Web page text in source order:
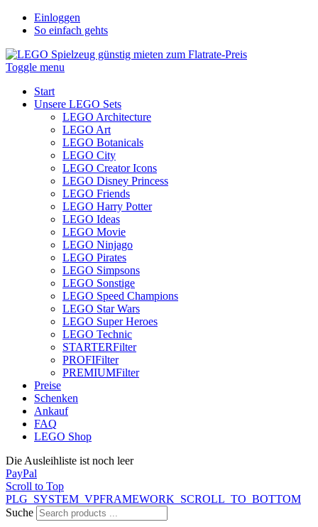
Einloggen
So einfach gehts
Toggle menu
Start
Unsere LEGO Sets
LEGO Architecture
LEGO Art
LEGO Botanicals
LEGO City
LEGO Creator Icons
LEGO Disney Princess
LEGO Friends
LEGO Harry Potter
LEGO Ideas
LEGO Movie
LEGO Ninjago
LEGO Pirates
LEGO Simpsons
LEGO Sonstige
LEGO Speed Champions
LEGO Star Wars
LEGO Super Heroes
LEGO Technic
STARTERFilter
PROFIFilter
PREMIUMFilter
Preise
Schenken
Ankauf
FAQ
LEGO Shop
Die Ausleihliste ist noch leer
PayPal
Scroll to Top
PLG_SYSTEM_VPFRAMEWORK_SCROLL_TO_BOTTOM
Suche